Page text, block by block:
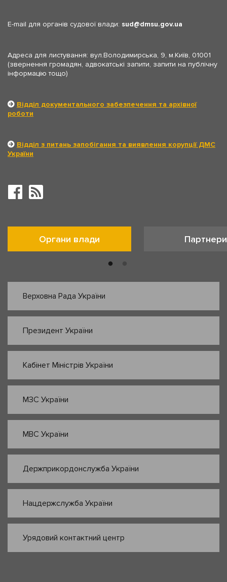
E-mail для органів судової влади: sud dmsu.gov.ua
Адреса для листування: вул.Володимирська, 9, м.Київ, 01001
(звернення громадян, адвокатські запити, запити на публічну
інформацію тощо)
Відділ документального забезпечення та архівної
роботи
Відділ з питань запобігання та виявлення корупції ДМС
України
Органи влади Партнери
Верховна Рада України
Президент України
Кабінет Міністрів України
МЗС України
МВС України
Держприкордонслужба України
Нацдержслужба України
Урядовий контактний центр